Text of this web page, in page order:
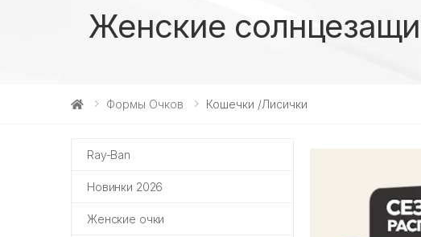
Женские
Формы Очков Кошечки /Лисички
Ray-Ban
Новинки 2026
Женские очки